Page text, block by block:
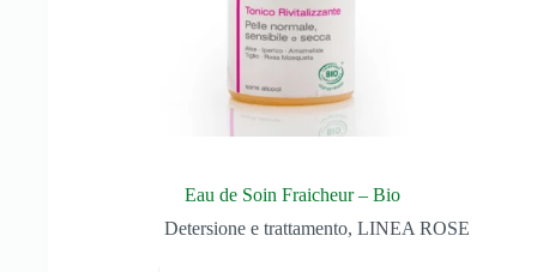
Eau de Soin Fraicheur – Bio
Detersione e trattamento, LINEA ROSE